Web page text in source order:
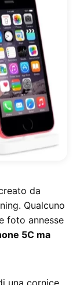
da
Qualcuno
foto annesse
5C ma
una cornice